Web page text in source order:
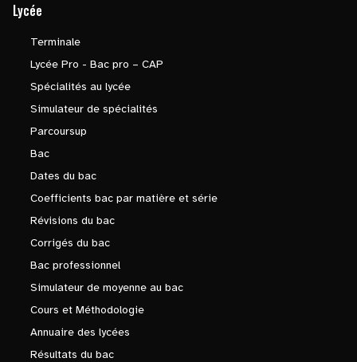
Lycée
Terminale
Lycée Pro - Bac pro – CAP
Spécialités au lycée
Simulateur de spécialités
Parcoursup
Bac
Dates du bac
Coefficients bac par matière et série
Révisions du bac
Corrigés du bac
Bac professionnel
Simulateur de moyenne au bac
Cours et Méthodologie
Annuaire des lycées
Résultats du bac